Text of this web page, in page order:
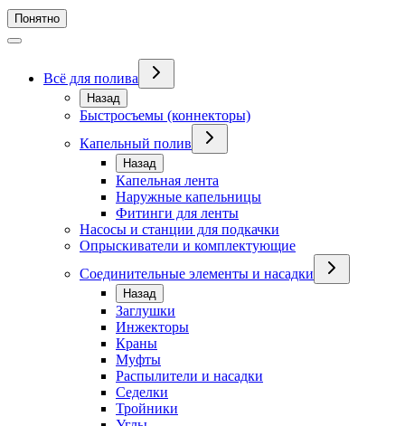
Понятно
Всё для полива
Назад
Быстросъемы (коннекторы)
Капельный полив
Назад
Капельная лента
Наружные капельницы
Фитинги для ленты
Насосы и станции для подкачки
Опрыскиватели и комплектующие
Соединительные элементы и насадки
Назад
Заглушки
Инжекторы
Краны
Муфты
Распылители и насадки
Седелки
Тройники